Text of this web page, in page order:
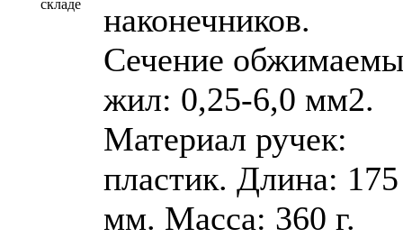
наконечников.
Сечение
жил: 0,25-6,0 мм2.
Материал ручек:
пластик. Длина: 175
мм. Масса: 360 г.